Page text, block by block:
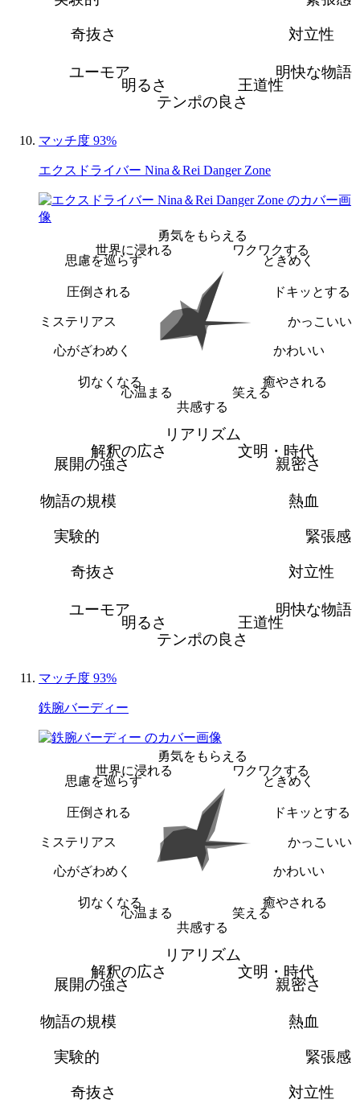
対立性
明快な物語
王道性
テンポの良さ
明るさ
ユーモア
奇抜さ
マッチ度 93%
エクスドライバー Nina＆Rei Danger Zone
勇気をもらえる
ワクワクする
ときめく
ドキッとする
かっこいい
かわいい
癒やされる
笑える
共感する
心温まる
切なくなる
心がざわめく
ミステリアス
圧倒される
思慮を巡らす
世界に浸れる
リアリズム
文明・時代
親密さ
熱血
緊張感
対立性
明快な物語
王道性
テンポの良さ
明るさ
ユーモア
奇抜さ
実験的
物語の規模
展開の強さ
解釈の広さ
マッチ度 93%
鉄腕バーディー
勇気をもらえる
ワクワクする
ときめく
ドキッとする
かっこいい
かわいい
癒やされる
笑える
共感する
心温まる
切なくなる
心がざわめく
ミステリアス
圧倒される
思慮を巡らす
世界に浸れる
リアリズム
文明・時代
親密さ
熱血
緊張感
対立性
奇抜さ
実験的
物語の規模
展開の強さ
解釈の広さ